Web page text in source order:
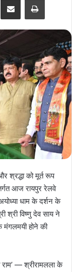
श्रद्धा को मूर्त रूप
आज रायपुर रेलवे
धाम के दर्शन के
श्री विष्णु देव साय ने
मंगलमयी होने की
राम’ — श्रीरामलला के